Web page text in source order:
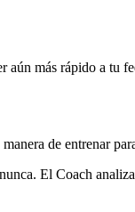
aún más rápido a tu
de entrenar
El Coach